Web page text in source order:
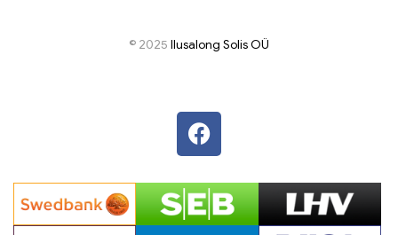
© 2025 Ilusalong Solis OÜ